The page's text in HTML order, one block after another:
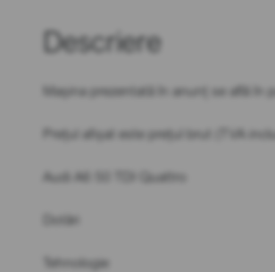
Descriere
Mașina prezentată în anunț se află în
Prețul afișat este prețul brut (TVA
Audi A6 50 TDI Quattro
Dotări
Tehnologie